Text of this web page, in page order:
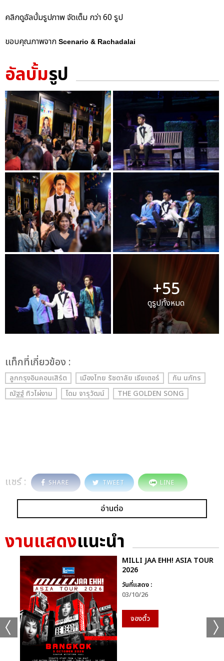
คลิกดูอัลบั้มรูปภาพ จัดเต็ม กว่า 60 รูป
ขอบคุณภาพจาก Scenario & Rachadalai
อัลบั้มรูป
+55
ดูรูปทั้งหมด
เเท็กที่เกี่ยวข้อง :
ลูกกรุงอินคอนเสิร์ต เมืองไทย รัชดาลัย เธียเตอร์
กัน นภัทร
ณัฐฐ์ ทิวไผ่งาม
โดม จารุวัฒน์ THE GOLDEN SONG
แชร์ : SHARE TWEET LINE
อ่านต่อ
งานแสดงแนะนำ
MILLI JAA EHH! ASIA TOUR
2026
วันที่แสดง :
03/10/26
จองตั๋ว